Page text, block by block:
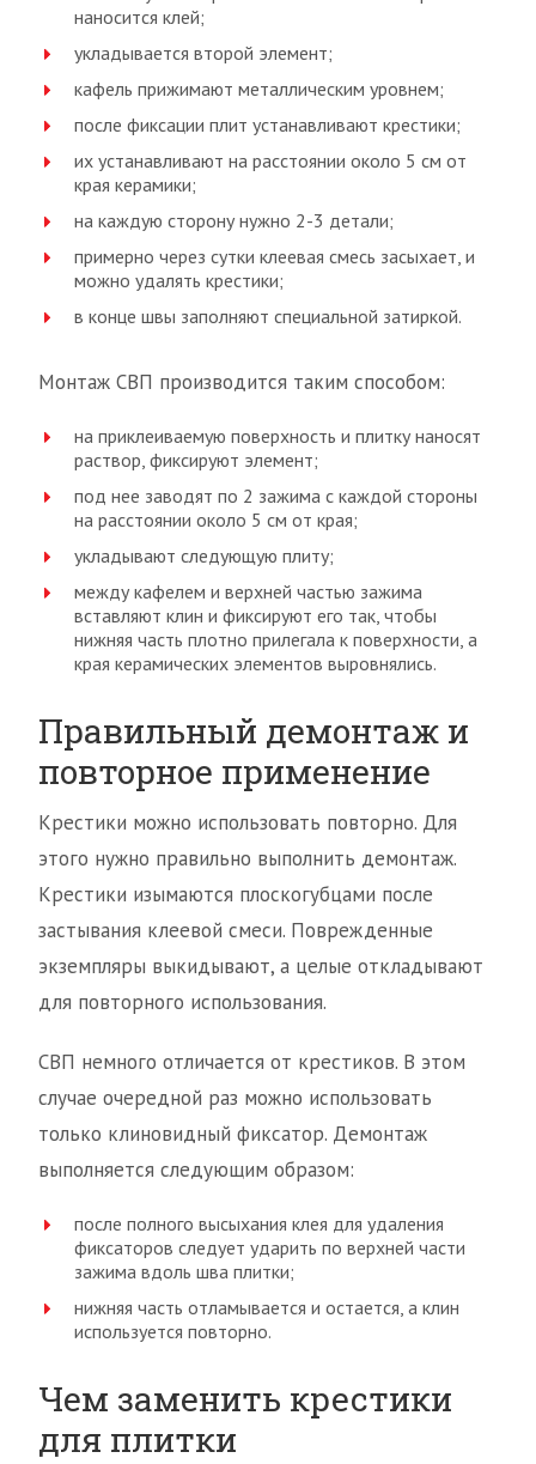
наносится клей;
укладывается второй элемент;
кафель прижимают металлическим уровнем;
после фиксации плит устанавливают крестики;
их устанавливают на расстоянии около 5 см от
края керамики;
на каждую сторону нужно 2-3 детали;
примерно через сутки клеевая смесь засыхает, и
можно удалять крестики;
в конце швы заполняют специальной затиркой.
Монтаж СВП производится таким способом:
на приклеиваемую поверхность и плитку наносят
раствор, фиксируют элемент;
под нее заводят по 2 зажима с каждой стороны
на расстоянии около 5 см от края;
укладывают следующую плиту;
между кафелем и верхней частью зажима
вставляют клин и фиксируют его так, чтобы
нижняя часть плотно прилегала к поверхности, а
края керамических элементов выровнялись.
Правильный демонтаж и
повторное применение
Крестики можно использовать повторно. Для
этого нужно правильно выполнить демонтаж.
Крестики изымаются плоскогубцами после
застывания клеевой смеси. Поврежденные
экземпляры выкидывают, а целые откладывают
для повторного использования.
СВП немного отличается от крестиков. В этом
случае очередной раз можно использовать
только клиновидный фиксатор. Демонтаж
выполняется следующим образом:
после полного высыхания клея для удаления
фиксаторов следует ударить по верхней части
зажима вдоль шва плитки;
нижняя часть отламывается и остается, а клин
используется повторно.
Чем заменить крестики
для плитки